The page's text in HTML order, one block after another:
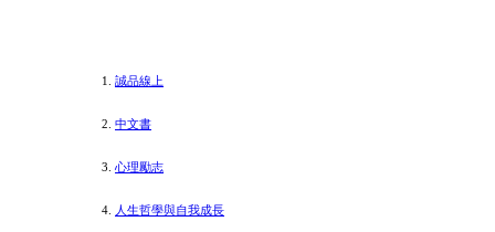
誠品線上
中文書
心理勵志
人生哲學與自我成長